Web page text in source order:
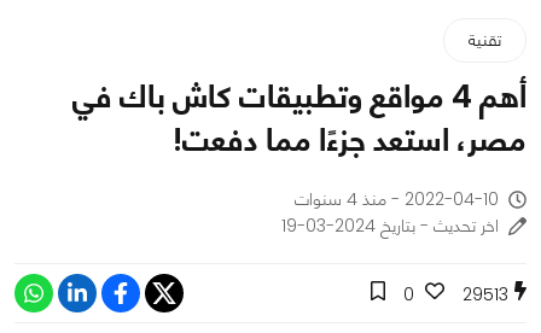
تقنية
أهم 4 مواقع وتطبيقات كاش باك في
مصر، استعد جزءًا مما دفعت!
2022-04-10 - منذ 4 سنوات
اخر تحديث - بتاريخ 2024-03-19
29513
0